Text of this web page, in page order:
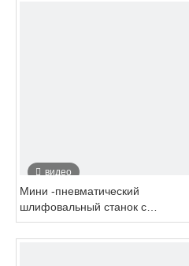
видео
Мини -пневматический
шлифовальный станок с
удалением краски низкой
стоимости при извлечении пыли